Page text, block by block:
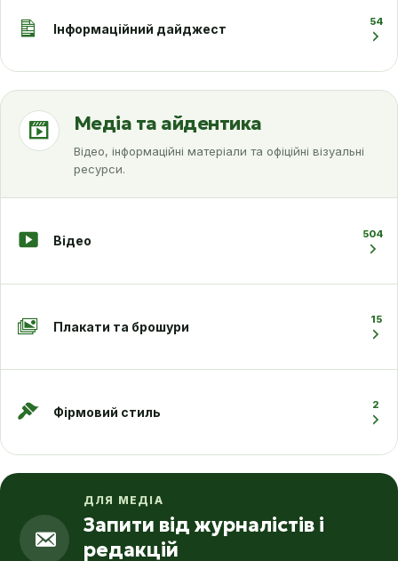
Інформаційний дайджест 54
Медіа та айдентика
Відео, інформаційні матеріали та офіційні візуальні
ресурси.
Відео 504
Плакати та брошури 15
Фірмовий стиль 2
ДЛЯ МЕДІА
Запити від журналістів і
редакцій